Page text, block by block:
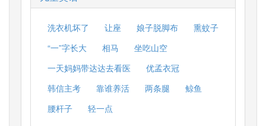
洗衣机坏了 让座 娘子脱脚布
熏蚊子
“一”字长大
相马
坐吃山空
一天妈妈带达达去看医
优孟衣冠
韩信主考
靠谁养活 两条腿
鲸鱼
腰杆子
轻一点